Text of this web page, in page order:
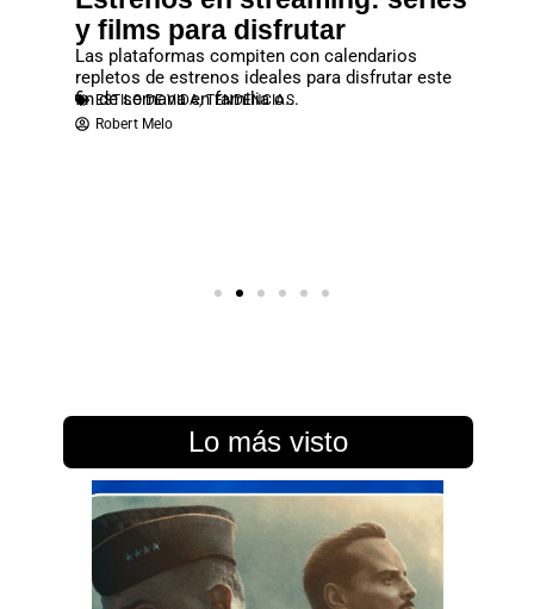
y films para disfrutar
Las plataformas compiten con calendarios
repletos de estrenos ideales para disfrutar este
fin de semana en familia o...
ESTILO DE VIDA,TENDENCIAS
Robert Melo
Lo más visto